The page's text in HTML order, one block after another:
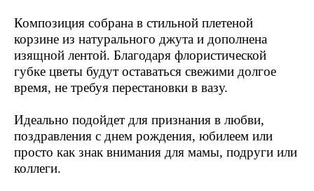
Композиция собрана в стильной плетеной
корзине из натурального джута и дополнена
изящной лентой. Благодаря флористической
губке цветы будут оставаться свежими долгое
время, не требуя перестановки в вазу.
Идеально подойдет для признания в любви,
поздравления с днем рождения, юбилеем или
просто как знак внимания для мамы, подруги или
коллеги.